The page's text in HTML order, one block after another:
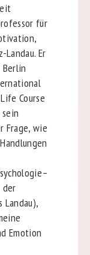
für
Er
Course
Frage, wie
der
Landau),
Emotion